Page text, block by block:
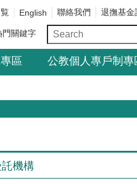
English 聯絡我們 退撫基金
門關鍵字
區 公教個人專戶制專
機構